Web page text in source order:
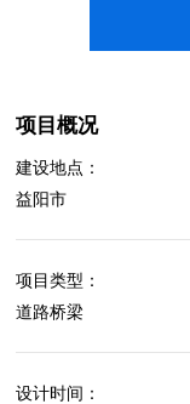
项目概况
建设地点：
益阳市
项目类型：
道路桥梁
设计时间：